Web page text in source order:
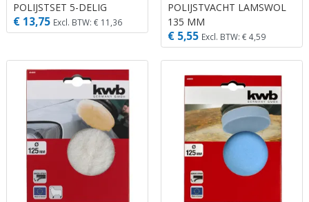
POLIJSTSET 5-DELIG
€ 13,75 Excl. BTW: € 11,36
POLIJSTVACHT LAMSWOL
135 MM
€ 5,55 Excl. BTW: € 4,59